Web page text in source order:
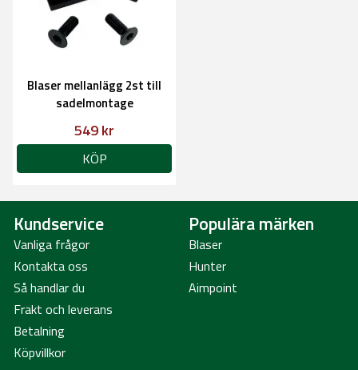
Blaser mellanlägg 2st till
sadelmontage
549 kr
KÖP
Kundservice
Vanliga frågor
Kontakta oss
Så handlar du
Frakt och leverans
Betalning
Köpvillkor
Populära märken
Blaser
Hunter
Aimpoint